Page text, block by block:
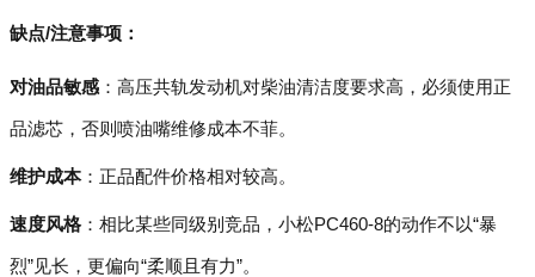
缺点/注意事项：
对油品敏感 ：高压共轨发动机对柴油清洁度要求高，必须使用正
品滤芯，否则喷油嘴维修成本不菲。
维护成本：正品配件价格相对较高。
速度风格：相比某些同级别竞品，小松PC460-8的动作不以“暴
烈”见长，更偏向“柔顺且有力”。